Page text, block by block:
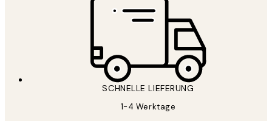
SCHNELLE LIEFERUNG
1-4 Werktage